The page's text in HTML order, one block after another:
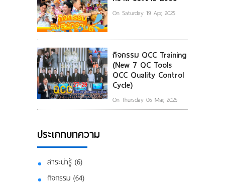
On Saturday 19 Apr, 2025
กิจกรรม QCC Training
(New 7 QC Tools
QCC Quality Control
Cycle)
On Thursday 06 Mar, 2025
ประเภทบทความ
สาระน่ารู้ (6)
กิจกรรม (64)